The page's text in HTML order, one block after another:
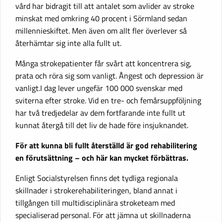
vård har bidragit till att antalet som avlider av stroke
minskat med omkring 40 procent i Sörmland sedan
millennieskiftet. Men även om allt fler överlever så
återhämtar sig inte alla fullt ut.
Många strokepatienter får svårt att koncentrera sig,
prata och röra sig som vanligt. Ångest och depression är
vanligt.I dag lever ungefär 100 000 svenskar med
sviterna efter stroke. Vid en tre- och femårsuppföljning
har två tredjedelar av dem fortfarande inte fullt ut
kunnat återgå till det liv de hade före insjuknandet.
För att kunna bli fullt återställd är god rehabilitering
en förutsättning – och här kan mycket förbättras.
Enligt Socialstyrelsen finns det tydliga regionala
skillnader i strokerehabiliteringen, bland annat i
tillgången till multidisciplinära stroketeam med
specialiserad personal. För att jämna ut skillnaderna